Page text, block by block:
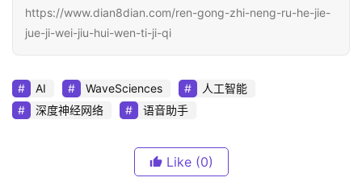
https://www.dian8dian.com/ren-gong-zhi-neng-ru-he-jie-
jue-ji-wei-jiu-hui-wen-ti-ji-qi
AI WaveSciences
人工智能
深度神经网络
语音助手
Like (0)